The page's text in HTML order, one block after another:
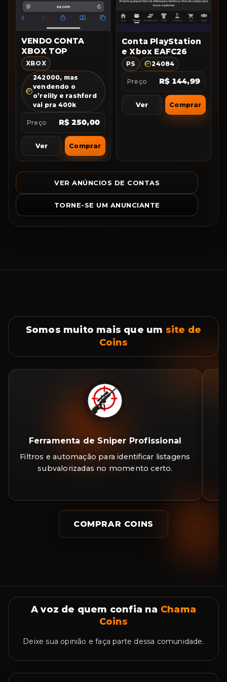
VENDO CONTA
XBOX TOP
XBOX
242000, mas
vendendo o
o’reilly e rashford
vai pra 400k
Preço R$ 250,00
Ver Comprar
Conta PlayStation
e Xbox EAFC26
PS 24084
Preço R$ 144,99
Ver Comprar
VER ANÚNCIOS DE CONTAS
TORNE-SE UM ANUNCIANTE
Somos muito mais que um site de
Coins
Ferramenta de Sniper Profissional
Filtros e automação para identificar listagens
subvalorizadas no momento certo.
COMPRAR COINS
A voz de quem confia na Chama
Coins
Deixe sua opinião e faça parte dessa comunidade.